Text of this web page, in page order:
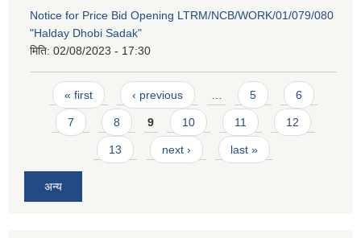
Notice for Price Bid Opening LTRM/NCB/WORK/01/079/080
"Halday Dhobi Sadak"
मिति: 02/08/2023 - 17:30
Pages
« first ‹ previous 5 6
7 8 9 10 11 12
13 next › last »
अन्य